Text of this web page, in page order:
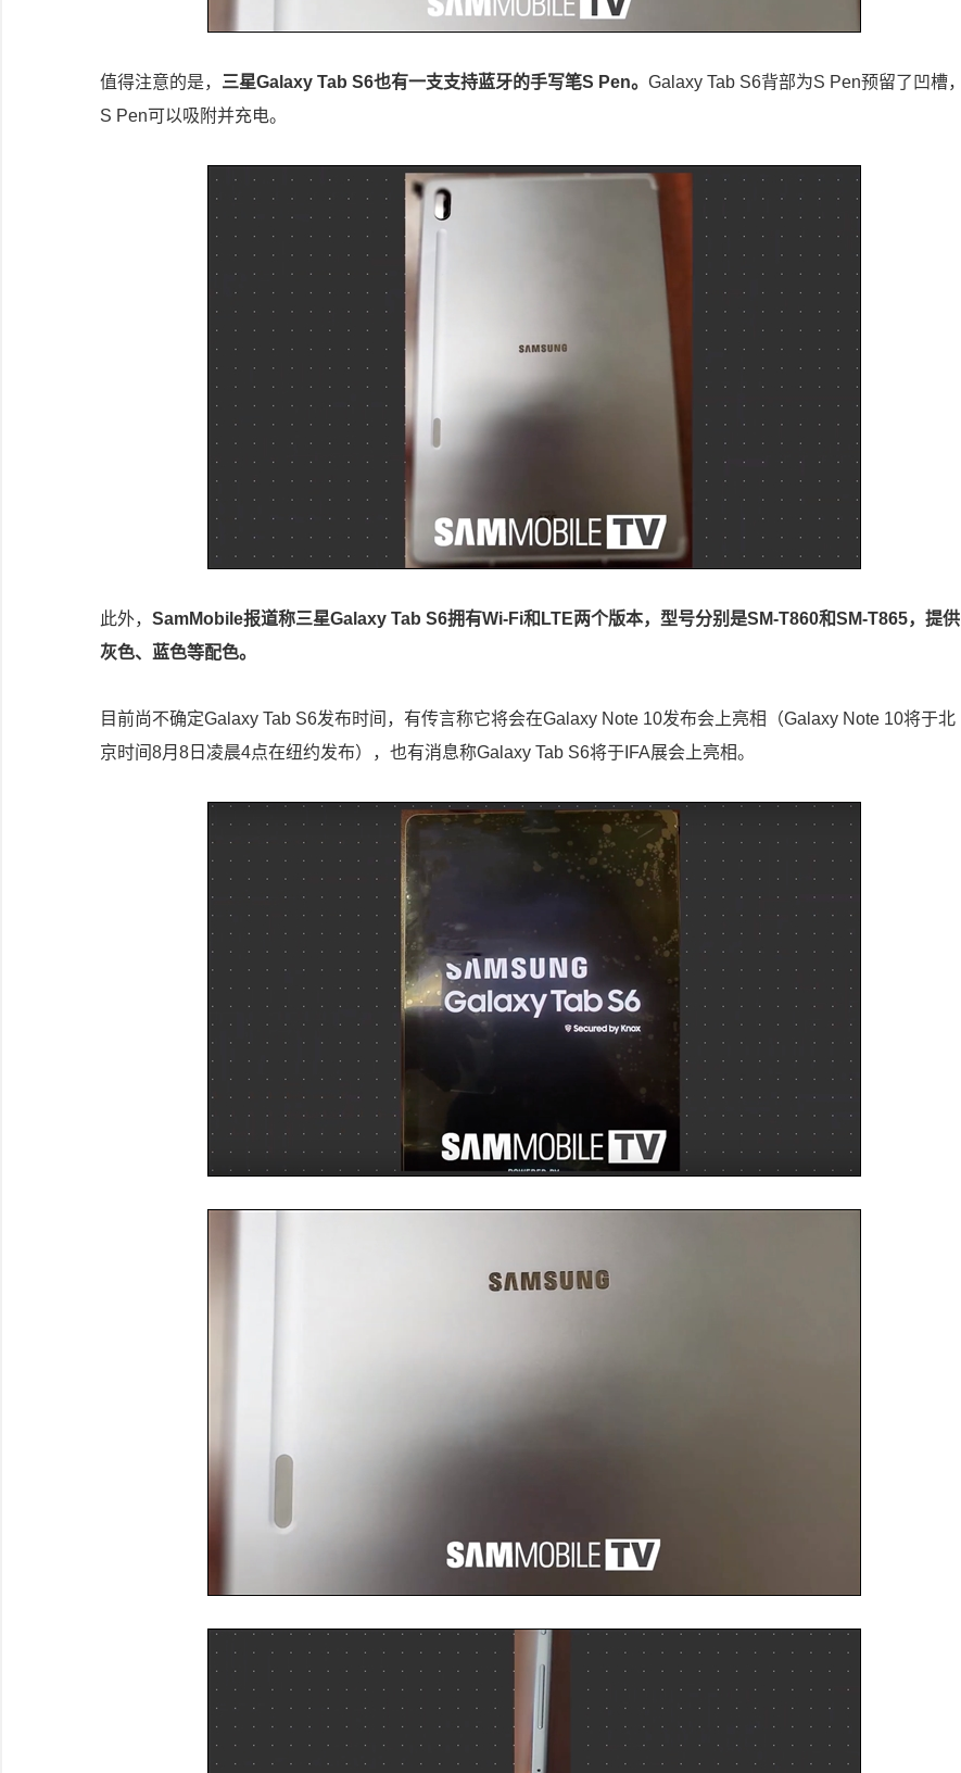
值得注意的是， 三星Galaxy Tab S6也有一支支持蓝牙的手写笔S Pen。 Galaxy Tab S6背部为S Pen预留了凹槽，
S Pen可以吸附并充电。
此外， SamMobile报道称三星Galaxy Tab S6拥有Wi-Fi和LTE两个版本，型号分别是SM-T860和SM-T865，提供
灰色、蓝色等配色。
目前尚不确定Galaxy Tab S6发布时间，有传言称它将会在Galaxy Note 10发布会上亮相（Galaxy Note 10将于北
京时间8月8日凌晨4点在纽约发布），也有消息称Galaxy Tab S6将于IFA展会上亮相。